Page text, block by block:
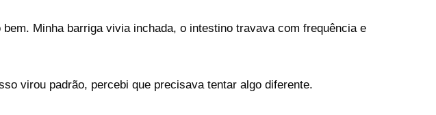
Minha barriga vivia inchada, o intestino travava com frequência e
virou padrão, percebi que precisava tentar algo diferente.